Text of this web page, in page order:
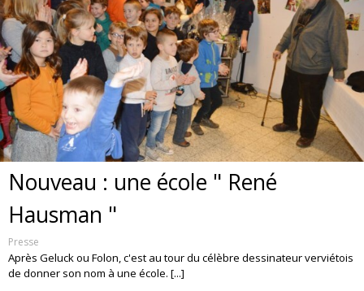
Nouveau : une école " René
Hausman "
Presse
Après Geluck ou Folon, c'est au tour du célèbre dessinateur verviétois
de donner son nom à une école. [...]